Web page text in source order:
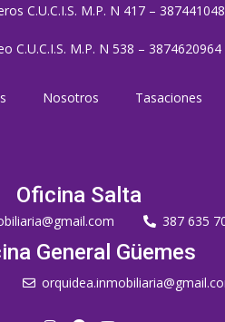
C.U.C.I.S. M.P. N 417 –
C.U.C.I.S. M.P. N 538 – 3874620964
Nosotros Tasaciones
Oficina Salta
387 635
General Güemes